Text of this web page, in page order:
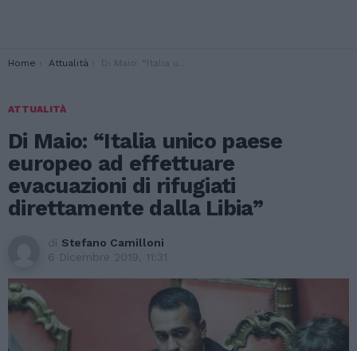
You are here:
Home Attualità Di Maio: “Italia unico paese europeo ad effettuare evacuazioni di rifugiati direttamente dalla Libia”
ATTUALITÀ
Di Maio: “Italia unico paese
europeo ad effettuare
evacuazioni di rifugiati
direttamente dalla Libia”
di Stefano Camilloni
6 Dicembre 2019, 11:31